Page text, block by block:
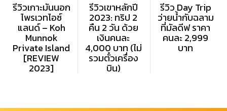
รีวิวเกาะมันนอก
ไพรเวทไอซ์
แลนด์ – Koh
Munnok
Private Island
[REVIEW
2023]
รีวิวเขาหลักปี
2023: ทริป 2
คืน 2 วัน ด้วย
เงินคนละ
4,000 บาท (ไม่
รวมตั๋วเครื่อง
บิน)
รีวิว Day Trip
ว่ายน้ำกับฉลาม
ที่มัลดีฟ ราคา
คนละ 2,999
บาท